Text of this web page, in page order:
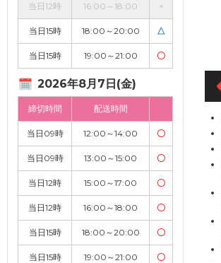
当日12時 16:00～18:00 ×
当日15時 18:00～20:00 △
当日15時 19:00～21:00 〇
2026年8月7日(金)
締切時間 配送時間
当日09時 12:00～14:00 〇
当日09時 13:00～15:00 〇
当日12時 15:00～17:00 〇
当日12時 16:00～18:00 〇
当日15時 18:00～20:00 〇
当日15時 19:00～21:00 〇
272円
税込価格 299.20円
カートに追加
1,264円
税込価格 1,390.40円
カートに追加